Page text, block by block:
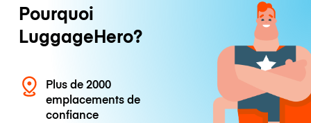
Pourquoi
LuggageHero?
Plus de 2000
emplacements de
confiance